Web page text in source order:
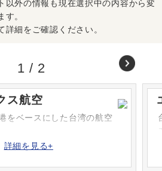
以外の情報も現在選択中の内容から変
。
細をご確認ください。
ス航空
をベースにした台湾の航空
詳細を見る+
1 / 2